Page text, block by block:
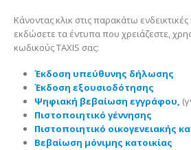
Κάνοντας κλικ στις παρακάτω
εκδώσετε τα έντυπα που χρειάζεστε,
κωδικούς TAXIS σας:
Έκδοση υπεύθυνης δήλωσης
Έκδοση εξουσιοδότησης
Ψηφιακή βεβαίωση εγγράφου,
Πιστοποιητικό γέννησης
Πιστοποιητικό οικογενειακής
Βεβαίωση μόνιμης κατοικίας